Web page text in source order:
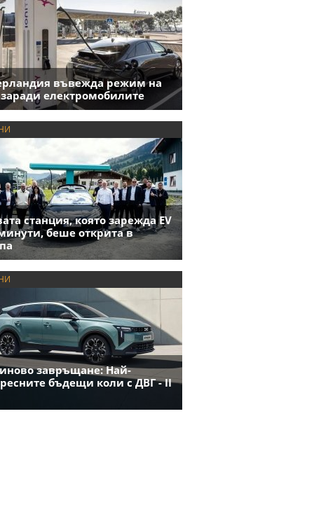
въвежда режим на
заради електромобилите
станция, която зарежда EV
беше открита в
завръщане: Най-
бъдещи коли с ДВГ - II